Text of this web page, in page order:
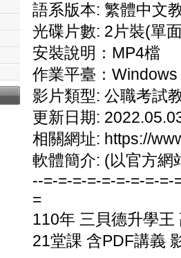
語系版本: 繁體中文
光碟片數: 2片裝(單
安裝說明：MP4檔
作業平臺：
影片類型: 公職考試
更新日期:
相關網址: https://
軟體簡介: (以官方網
--=-=-=-=-=-=-=-=-=-
=
110年 三貝德升學
21堂課 含PDF講義